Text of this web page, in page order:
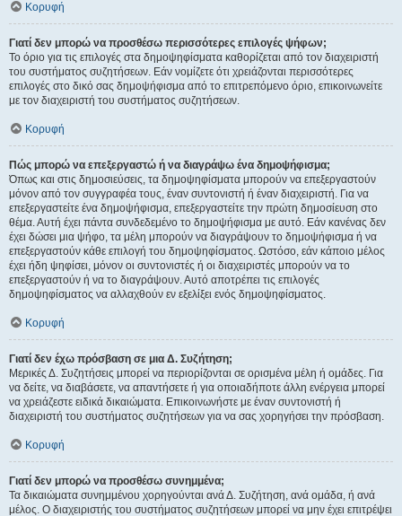
Κορυφή
Γιατί δεν μπορώ να προσθέσω περισσότερες επιλογές ψήφων;
Το όριο για τις επιλογές στα δημοψηφίσματα καθορίζεται από τον διαχειριστή
του συστήματος συζητήσεων. Εάν νομίζετε ότι χρειάζονται περισσότερες
επιλογές στο δικό σας δημοψήφισμα από το επιτρεπόμενο όριο, επικοινωνείτε
με τον διαχειριστή του συστήματος συζητήσεων.
Κορυφή
Πώς μπορώ να επεξεργαστώ ή να διαγράψω ένα δημοψήφισμα;
Όπως και στις δημοσιεύσεις, τα δημοψηφίσματα μπορούν να επεξεργαστούν
μόνον από τον συγγραφέα τους, έναν συντονιστή ή έναν διαχειριστή. Για να
επεξεργαστείτε ένα δημοψήφισμα, επεξεργαστείτε την πρώτη δημοσίευση στο
θέμα. Αυτή έχει πάντα συνδεδεμένο το δημοψήφισμα με αυτό. Εάν κανένας δεν
έχει δώσει μια ψήφο, τα μέλη μπορούν να διαγράψουν το δημοψήφισμα ή να
επεξεργαστούν κάθε επιλογή του δημοψηφίσματος. Ωστόσο, εάν κάποιο μέλος
έχει ήδη ψηφίσει, μόνον οι συντονιστές ή οι διαχειριστές μπορούν να το
επεξεργαστούν ή να το διαγράψουν. Αυτό αποτρέπει τις επιλογές
δημοψηφίσματος να αλλαχθούν εν εξελίξει ενός δημοψηφίσματος.
Κορυφή
Γιατί δεν έχω πρόσβαση σε μια Δ. Συζήτηση;
Μερικές Δ. Συζητήσεις μπορεί να περιορίζονται σε ορισμένα μέλη ή ομάδες. Για
να δείτε, να διαβάσετε, να απαντήσετε ή για οποιαδήποτε άλλη ενέργεια μπορεί
να χρειάζεστε ειδικά δικαιώματα. Επικοινωνήστε με έναν συντονιστή ή
διαχειριστή του συστήματος συζητήσεων για να σας χορηγήσει την πρόσβαση.
Κορυφή
Γιατί δεν μπορώ να προσθέσω συνημμένα;
Τα δικαιώματα συνημμένου χορηγούνται ανά Δ. Συζήτηση, ανά ομάδα, ή ανά
μέλος. Ο διαχειριστής του συστήματος συζητήσεων μπορεί να μην έχει επιτρέψει